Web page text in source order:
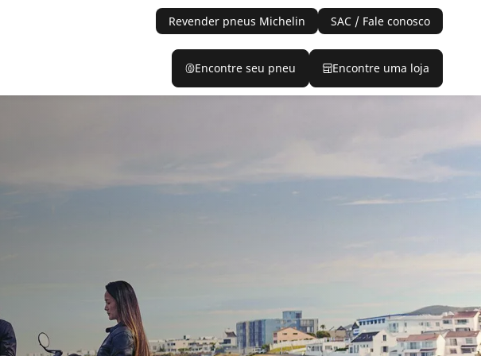
Revender pneus Michelin SAC / Fale conosco
Encontre seu pneu Encontre uma loja